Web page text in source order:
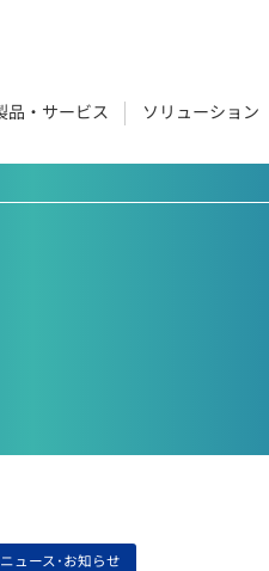
品・サービス
構築まで、当社のノウハウで改革
ソリューション
ニュース･お知らせ